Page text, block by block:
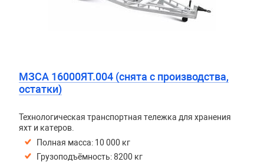
МЗСА 16000ЯТ.004 (снята с производства,
остатки)
Технологическая транспортная тележка для хранения
яхт и катеров.
Полная масса: 10 000 кг
Грузоподъёмность: 8200 кг